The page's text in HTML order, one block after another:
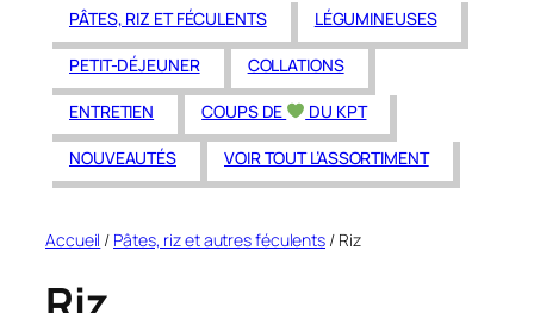
PÂTES, RIZ ET FÉCULENTS LÉGUMINEUSES
PETIT-DÉJEUNER COLLATIONS
ENTRETIEN COUPS DE DU KPT
NOUVEAUTÉS VOIR TOUT L’ASSORTIMENT
Accueil / Pâtes, riz et autres féculents / Riz